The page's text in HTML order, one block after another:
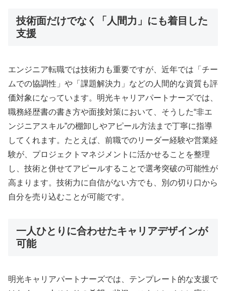
技術面だけでなく「人間力」にも着目した
支援
エンジニア転職では技術力も重要ですが、近年では「チー
ムでの協調性」や「課題解決力」などの人間的な資質も評
価対象になっています。明光キャリアパートナーズでは、
職務経歴書の書き方や面接対策において、そうした“非エ
ンジニアスキル”の棚卸しやアピール方法まで丁寧に指導
してくれます。たとえば、前職でのリーダー経験や営業経
験が、プロジェクトマネジメントに活かせることを整理
し、技術と併せてアピールすることで選考突破の可能性が
高まります。技術力に自信がない方でも、別の切り口から
自分を売り込むことが可能です。
一人ひとりに合わせたキャリアデザインが
可能
明光キャリアパートナーズでは、テンプレート的な支援で